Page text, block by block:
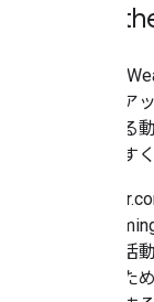
IBM の
マークア
録される
されやす
Ann
日々の活
をとるた